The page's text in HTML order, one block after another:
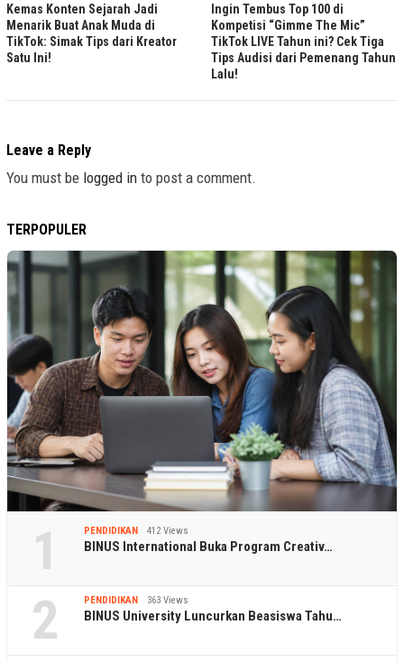
Kemas Konten Sejarah Jadi
Menarik Buat Anak Muda di
TikTok: Simak Tips dari Kreator
Satu Ini!
Ingin Tembus Top 100 di
Kompetisi “Gimme The Mic”
TikTok LIVE Tahun ini? Cek Tiga
Tips Audisi dari Pemenang Tahun
Lalu!
Leave a Reply
You must be logged in to post a comment.
TERPOPULER
1 PENDIDIKAN 412 Views
BINUS International Buka Program Creativ…
2 PENDIDIKAN 363 Views
BINUS University Luncurkan Beasiswa Tahu…